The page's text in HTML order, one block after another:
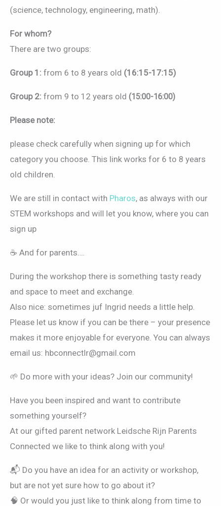
(science, technology, engineering, math).
For whom?
There are two groups:
Group 1: from 6 to 8 years old (16:15-17:15)
Group 2: from 9 to 12 years old (15:00-16:00)
Please note:
please check carefully when signing up for which
category you choose. This link works for 6 to 8 years
old children.
We are still in contact with Pharos, as always with our
STEM workshops and will let you know, where you can
sign up
☕ And for parents….
During the workshop there is something tasty ready
and space to meet and exchange.
Also nice: sometimes juf Ingrid needs a little help.
Please let us know if you can be there – your presence
makes it more enjoyable for everyone. You can always
email us: hbconnectlr@gmail.com
🌱 Do more with your ideas? Join our community!
Have you been inspired and want to contribute
something yourself?
At our gifted parent network Leidsche Rijn Parents
Connected we like to think along with you!
📬 Do you have an idea for an activity or workshop,
but are not yet sure how to go about it?
🧠 Or would you just like to think along from time to